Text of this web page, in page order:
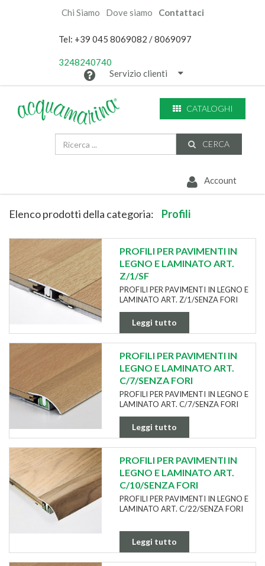
Chi Siamo Dove siamo Contattaci
Tel: +39 045 8069082 / 8069097
3248240740
Servizio clienti
CATALOGHI
CERCA
Account
Elenco prodotti della categoria: Profili
PROFILI PER PAVIMENTI IN
LEGNO E LAMINATO ART.
Z/1/SF
PROFILI PER PAVIMENTI IN LEGNO E
LAMINATO ART. Z/1/SENZA FORI
Leggi tutto
PROFILI PER PAVIMENTI IN
LEGNO E LAMINATO ART.
C/7/SENZA FORI
PROFILI PER PAVIMENTI IN LEGNO E
LAMINATO ART. C/7/SENZA FORI
Leggi tutto
PROFILI PER PAVIMENTI IN
LEGNO E LAMINATO ART.
C/10/SENZA FORI
PROFILI PER PAVIMENTI IN LEGNO E
LAMINATO ART. C/22/SENZA FORI
Leggi tutto